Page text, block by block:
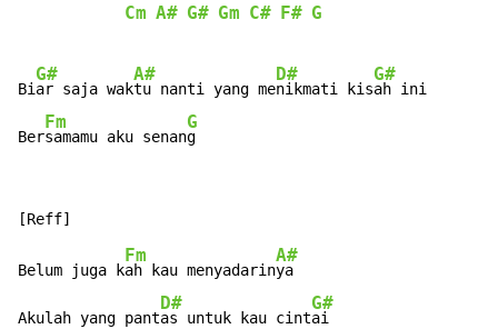
Cm A# G# Gm C# F# G
Bi
G#
ar saja wak
A#
tu nanti yang me
D#
nikmati kis
G#
ah ini
Ber
Fm
samamu aku senan
G
g
Belum juga k
Fm
ah kau menyadarin
A#
ya
Akulah yang pant
D#
as untuk kau cint
G#
ai